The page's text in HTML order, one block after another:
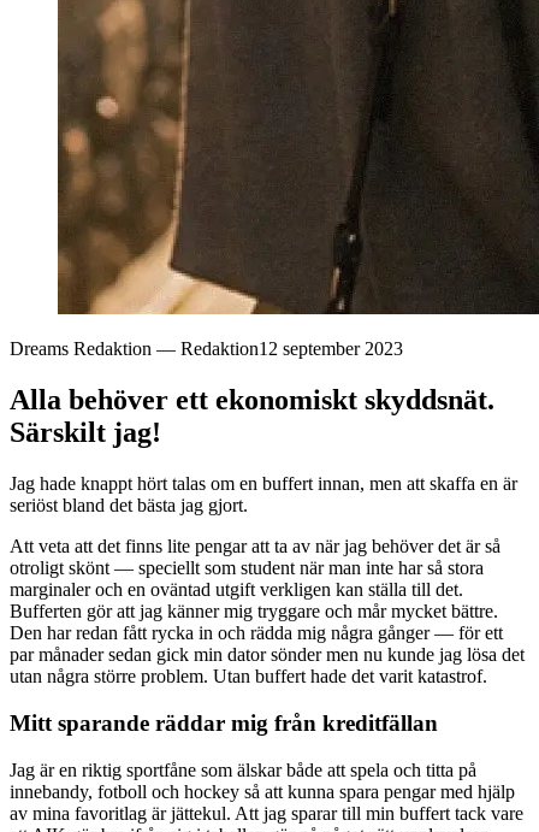
Dreams Redaktion — Redaktion12 september 2023
Alla behöver ett ekonomiskt skyddsnät.
Särskilt jag!
Jag hade knappt hört talas om en buffert innan, men att skaffa en är
seriöst bland det bästa jag gjort.
Att veta att det finns lite pengar att ta av när jag behöver det är så
otroligt skönt — speciellt som student när man inte har så stora
marginaler och en oväntad utgift verkligen kan ställa till det.
Bufferten gör att jag känner mig tryggare och mår mycket bättre.
Den har redan fått rycka in och rädda mig några gånger — för ett
par månader sedan gick min dator sönder men nu kunde jag lösa det
utan några större problem. Utan buffert hade det varit katastrof.
Mitt sparande räddar mig från kreditfällan
Jag är en riktig sportfåne som älskar både att spela och titta på
innebandy, fotboll och hockey så att kunna spara pengar med hjälp
av mina favoritlag är jättekul. Att jag sparar till min buffert tack vare